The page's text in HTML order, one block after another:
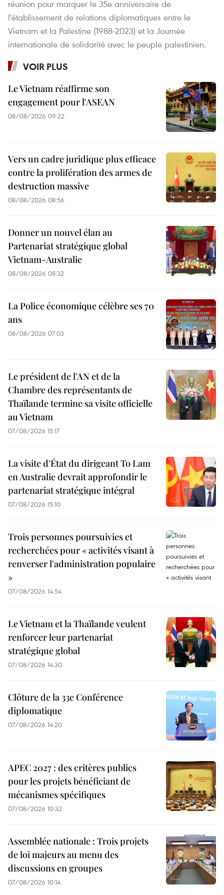
réunion pour marquer le 35e anniversaire de
l'établissement de relations diplomatiques entre le
Vietnam et la Palestine (1988-2023) et la Journée
internationale de solidarité avec le peuple palestinien.
VOIR PLUS
Le Vietnam réaffirme son
engagement pour l'ASEAN
08/08/2026 09:22
Vers un cadre juridique plus efficace
contre la prolifération des armes de
destruction massive
08/08/2026 08:56
Donner un nouvel élan au
Partenariat stratégique global
Vietnam-Australie
08/08/2026 08:32
La Police économique célèbre ses 70
ans
08/08/2026 07:03
Le président de l'AN et de la
Chambre des représentants de
Thaïlande termine sa visite officielle
au Vietnam
07/08/2026 15:17
La visite d'État du dirigeant To Lam
en Australie devrait approfondir le
partenariat stratégique intégral
07/08/2026 15:10
Trois personnes poursuivies et
recherchées pour « activités visant à
renverser l'administration populaire
»
07/08/2026 14:54
Le Vietnam et la Thaïlande veulent
renforcer leur partenariat
stratégique global
07/08/2026 14:30
Clôture de la 33e Conférence
diplomatique
07/08/2026 14:20
APEC 2027 : des critères publics
pour les projets bénéficiant de
mécanismes spécifiques
07/08/2026 10:32
Assemblée nationale : Trois projets
de loi majeurs au menu des
discussions en groupes
07/08/2026 10:14